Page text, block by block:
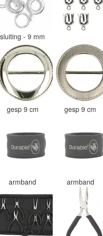
sluiting - 9 mm
gesp 9 cm gesp 9 cm
armband armband